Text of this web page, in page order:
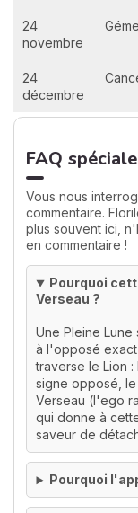
24
novembre
24
décembre
FAQ
Vous nous
commentaire.
plus souvent ici,
en commentaire !
Pourquoi
Verseau ?
Une Pleine
à l'opposé exact
traverse le Lion
signe opposé,
Verseau (l'ego
qui donne à
saveur de
Pourquoi